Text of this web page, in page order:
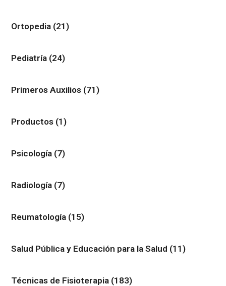
Ortopedia (21)
Pediatría (24)
Primeros Auxilios (71)
Productos (1)
Psicología (7)
Radiología (7)
Reumatología (15)
Salud Pública y Educación para la Salud (11)
Técnicas de Fisioterapia (183)